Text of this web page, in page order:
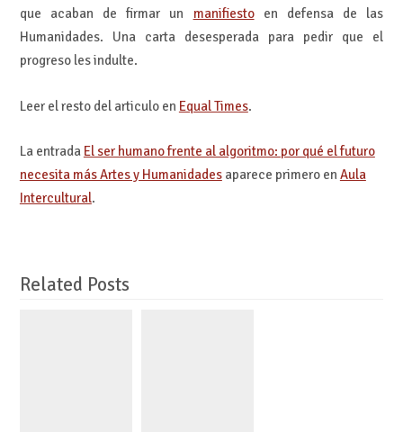
que acaban de firmar un manifiestoen defensa de las
Humanidades. Una carta desesperada para pedir que el
progreso les indulte.
Leer el resto del articulo en Equal Times.
La entrada El ser humano frente al algoritmo: por qué el futuro
necesita más Artes y Humanidadesaparece primero en Aula
Intercultural.
Related Posts